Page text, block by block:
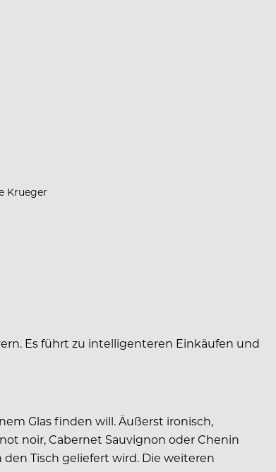
Krueger
Es führt zu intelligenteren Einkäufen und
Glas finden will. Äußerst ironisch,
noir, Cabernet Sauvignon oder Chenin
Tisch geliefert wird. Die weiteren